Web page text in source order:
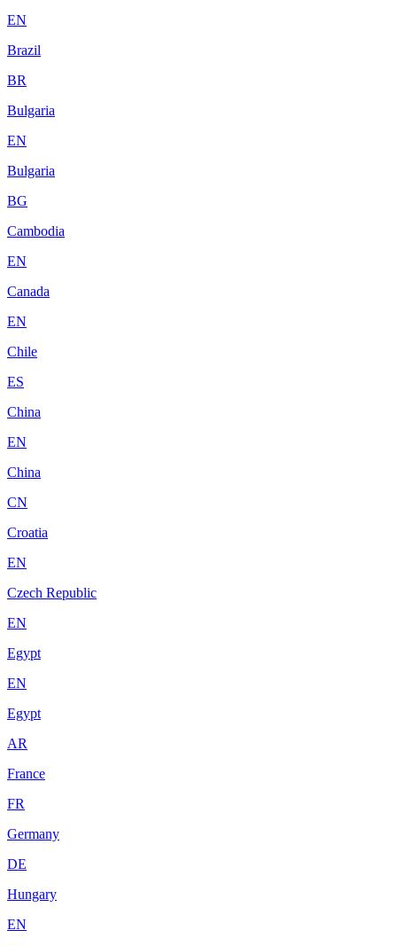
EN
Brazil
BR
Bulgaria
EN
Bulgaria
BG
Cambodia
EN
Canada
EN
Chile
ES
China
EN
China
CN
Croatia
EN
Czech Republic
EN
Egypt
EN
Egypt
AR
France
FR
Germany
DE
Hungary
EN